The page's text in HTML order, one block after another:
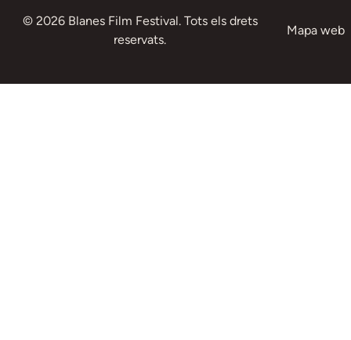
© 2026 Blanes Film Festival. Tots els drets
reservats.
Mapa web